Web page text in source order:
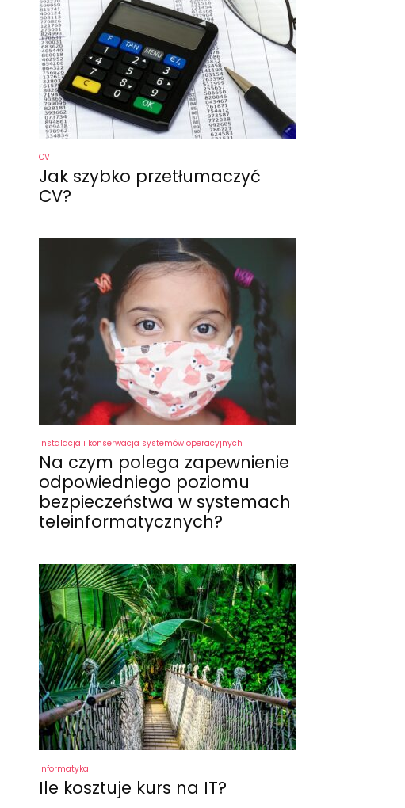
CV
Jak szybko przetłumaczyć
CV?
Instalacja i konserwacja systemów operacyjnych
Na czym polega zapewnienie
odpowiedniego poziomu
bezpieczeństwa w systemach
teleinformatycznych?
Informatyka
Ile kosztuje kurs na IT?